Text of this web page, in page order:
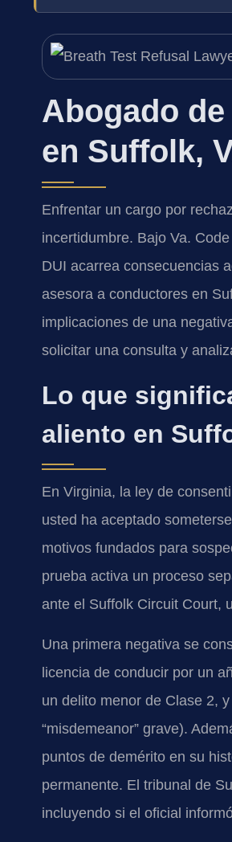
Abogado
en Suffolk,
Enfrentar un cargo por
incertidumbre. Bajo Va.
DUI acarrea consecuencias
asesora a conductores en
implicaciones de una
solicitar una consulta y
Lo que
aliento en
En Virginia, la ley de
usted ha aceptado
motivos fundados para
prueba activa un proceso
ante el Suffolk Circuit Court,
Una primera negativa se
licencia de conducir por un
un delito menor de Clase 2,
“misdemeanor” grave).
puntos de demérito en su
permanente. El tribunal de
incluyendo si el oficial